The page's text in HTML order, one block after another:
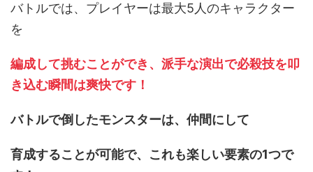
バトルでは、プレイヤーは最大5人のキャラクター
を
編成して挑むことができ、派手な演出で必殺技を叩
き込む瞬間は爽快です！
バトルで倒したモンスターは、仲間にして
育成することが可能で、これも楽しい要素の1つで